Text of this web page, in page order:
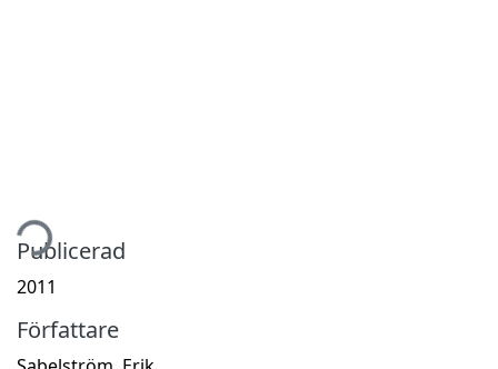
Publicerad
2011
Författare